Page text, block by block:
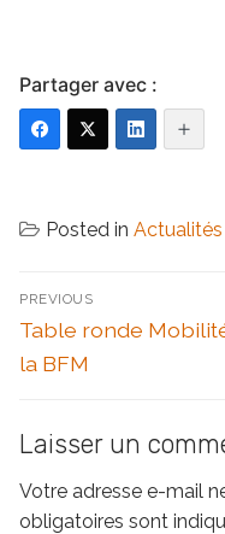
Partager avec :
Posted in Actualités
Navigation
de
l’article
PREVIOUS
Previous
post:
Table ronde
la BFM
Laisser un
Votre adresse e-mail
obligatoires sont